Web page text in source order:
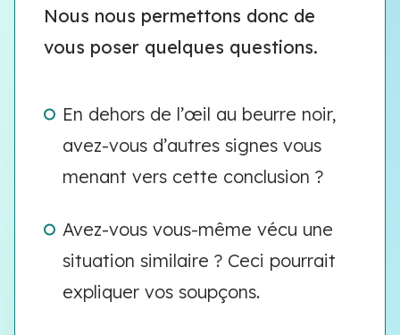
Nous nous permettons donc de
vous poser quelques questions.
En dehors de l’œil au beurre noir,
avez-vous d’autres signes vous
menant vers cette conclusion ?
Avez-vous vous-même vécu une
situation similaire ? Ceci pourrait
expliquer vos soupçons.